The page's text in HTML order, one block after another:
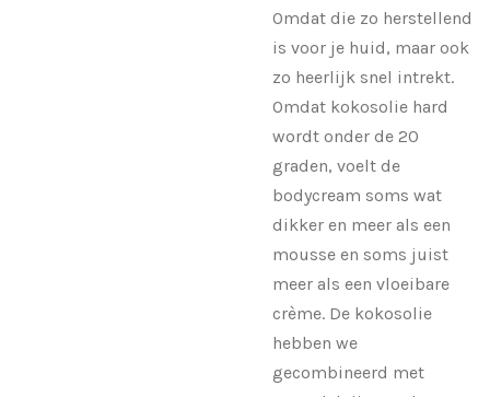
Omdat die zo herstellend
is voor je huid, maar ook
zo heerlijk snel intrekt.
Omdat kokosolie hard
wordt onder de 20
graden, voelt de
bodycream soms wat
dikker en meer als een
mousse en soms juist
meer als een vloeibare
crème. De kokosolie
hebben we
gecombineerd met